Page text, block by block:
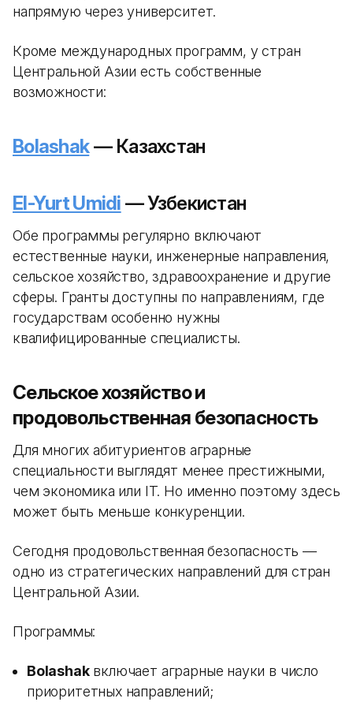
напрямую через университет.
Кроме международных программ, у стран
Центральной Азии есть собственные
возможности:
Bolashak— Казахстан
El-Yurt Umidi — Узбекистан
Обе программы регулярно включают
естественные науки, инженерные направления,
сельское хозяйство, здравоохранение и другие
сферы. Гранты доступны по направлениям, где
государствам особенно нужны
квалифицированные специалисты.
Сельское хозяйство и
продовольственная безопасность
Для многих абитуриентов аграрные
специальности выглядят менее престижными,
чем экономика или IT. Но именно поэтому здесь
может быть меньше конкуренции.
Сегодня продовольственная безопасность —
одно из стратегических направлений для стран
Центральной Азии.
Программы:
Bolashakвключает аграрные науки в число
приоритетных направлений;